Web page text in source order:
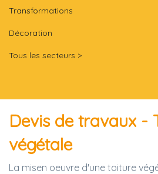
Transformations
Décoration
Tous les secteurs >
Devis de travaux -
végétale
La misen oeuvre d'une toiture